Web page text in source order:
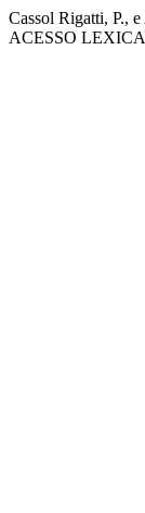
Cassol Rigatti,
ACESSO